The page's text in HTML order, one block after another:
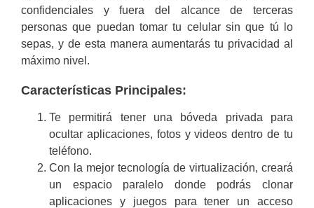
confidenciales y fuera del alcance de terceras
personas que puedan tomar tu celular sin que tú lo
sepas, y de esta manera aumentarás tu privacidad al
máximo nivel.
Características Principales:
Te permitirá tener una bóveda privada para
ocultar aplicaciones, fotos y videos dentro de tu
teléfono.
Con la mejor tecnología de virtualización, creará
un espacio paralelo donde podrás clonar
aplicaciones y juegos para tener un acceso